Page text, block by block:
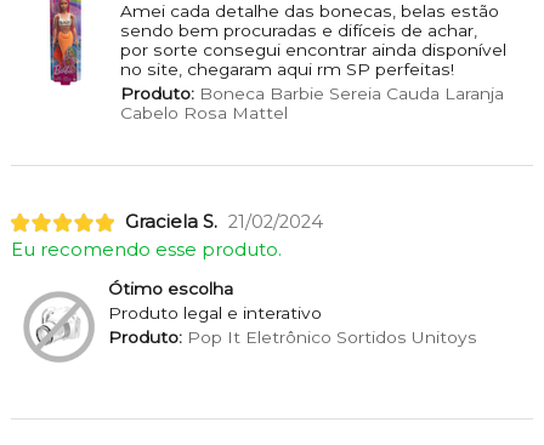
Amei cada detalhe das bonecas, belas estão
sendo bem procuradas e difíceis de achar,
por sorte consegui encontrar ainda disponível
no site, chegaram aqui rm SP perfeitas!
Produto:Boneca Barbie Sereia Cauda Laranja
Cabelo Rosa Mattel
Graciela S. 21/02/2024
Eu recomendo esse produto.
Ótimo escolha
Produto legal e interativo
Produto:Pop It Eletrônico Sortidos Unitoys